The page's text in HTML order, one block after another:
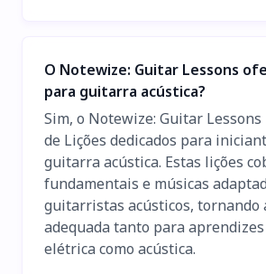
O Notewize: Guitar Lessons
para guitarra acústica?
Sim, o Notewize: Guitar
de Lições dedicados para
guitarra acústica. Estas lições
fundamentais e músicas
guitarristas acústicos, tornando
adequada tanto para
elétrica como acústica.